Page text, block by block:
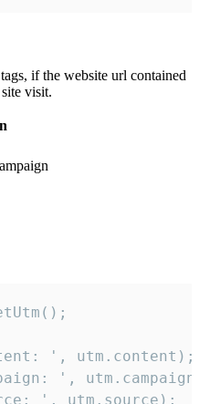
if the website url contained
visit.
', utm.content);
',
', utm.source);